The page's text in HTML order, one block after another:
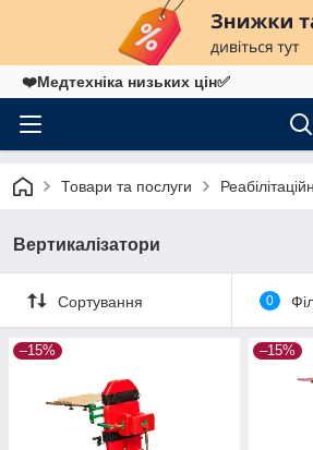
❤️Медтехніка низьких цін✅
Товари та послуги
Вертикалізатори
Сортування 0
–15% –15%